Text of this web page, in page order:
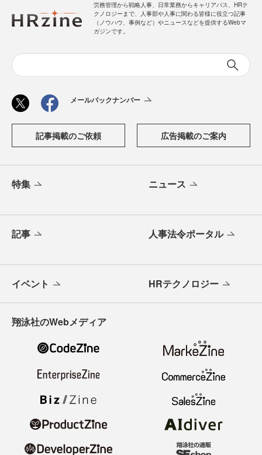
労務管理から戦略人事、日常業務からキャリアパス、HRテ
クノロジーまで、人事部や人事に関わる皆様に役立つ記事
（ノウハウ、事例など）やニュースなどを提供するWebマ
ガジンです。
メールバックナンバー
記事掲載のご依頼 広告掲載のご案内
特集 ニュース
記事 人事法令ポータル
イベント HRテクノロジー
翔泳社のWebメディア